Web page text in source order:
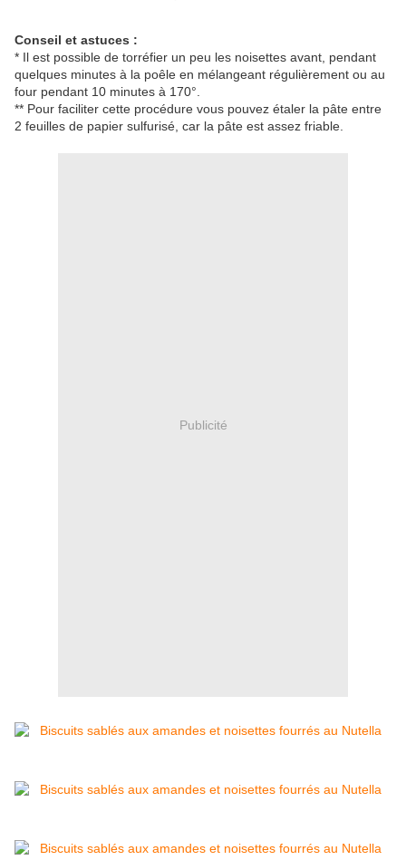
Conseil et astuces :
* Il est possible de torréfier un peu les noisettes avant, pendant
quelques minutes à la poêle en mélangeant régulièrement ou au
four pendant 10 minutes à 170°.
** Pour faciliter cette procédure vous pouvez étaler la pâte entre
2 feuilles de papier sulfurisé, car la pâte est assez friable.
Publicité